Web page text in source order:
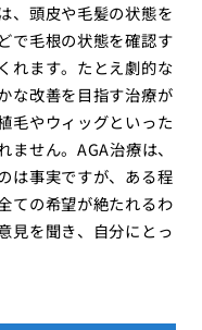
、頭皮や毛髪の状態を
で毛根の状態を確認す
れます。たとえ劇的な
な改善を目指す治療が
毛やウィッグといった
せん。AGA治療は、
は事実ですが、ある程
ての希望が絶たれるわ
見を聞き、自分にとっ